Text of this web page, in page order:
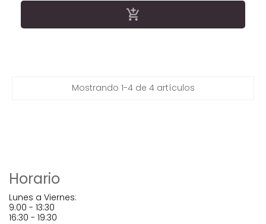

Mostrando 1-4 de 4 artículos
Horario
Lunes a Viernes:
9:00 - 13:30
16:30 - 19:30